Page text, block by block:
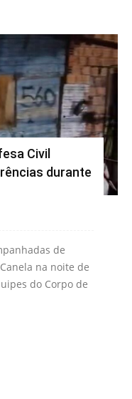
Civil
durante
de
na noite de
do Corpo de